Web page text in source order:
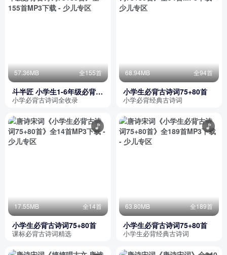
57.36MB 全155首
斗半匠 小学生1-6年级必背古
诗词75+80首
小学必背古诗词全收录
68.94MB 全94首
小学生必背古诗词75+80首
小学必背经典古诗词
17.55MB 全14首
小学生必背古诗词75+80首
课标必背古诗词精选
63.80MB 全189首
小学生必背古诗词75+80首
小学生必背经典古诗词